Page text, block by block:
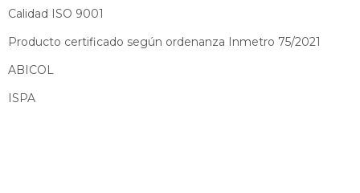
Calidad ISO 9001
Producto certificado según ordenanza Inmetro 75/2021
ABICOL
ISPA